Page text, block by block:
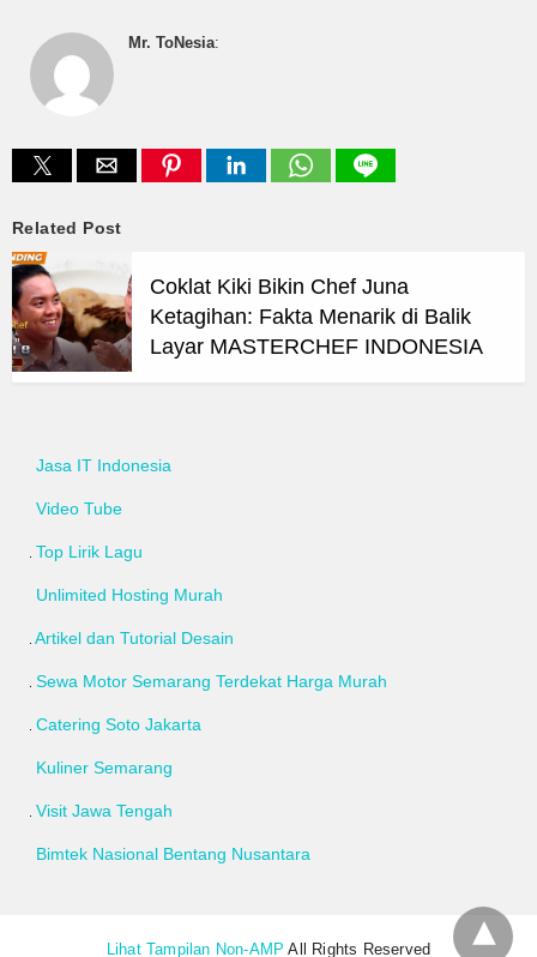
Mr. ToNesia:
Related Post
Coklat Kiki Bikin Chef Juna
Ketagihan: Fakta Menarik di Balik
Layar MASTERCHEF INDONESIA
Jasa IT Indonesia
Video Tube
Top Lirik Lagu
Unlimited Hosting Murah
Artikel dan Tutorial Desain
Sewa Motor Semarang Terdekat Harga Murah
Catering Soto Jakarta
Kuliner Semarang
Visit Jawa Tengah
Bimtek Nasional Bentang Nusantara
Lihat Tampilan Non-AMP All Rights Reserved